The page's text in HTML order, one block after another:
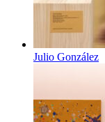
Julio González